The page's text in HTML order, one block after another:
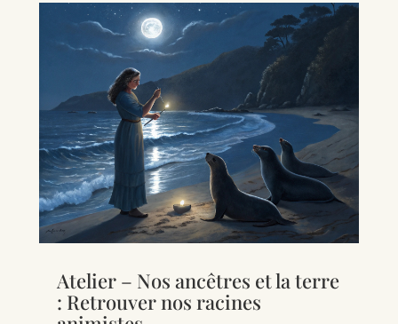
Atelier – Nos ancêtres et la terre
: Retrouver nos racines